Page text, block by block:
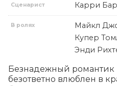
Сценарист Карри
В ролях
Майкл
Купер
Энди
Безнадежный романтик
безответно влюблен в